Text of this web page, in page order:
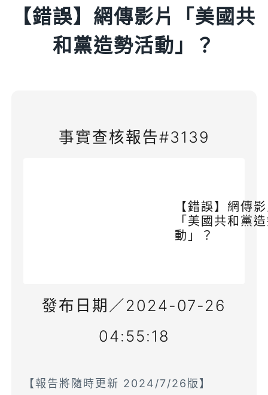
【錯誤】網傳影片「美國共
和黨造勢活動」？
事實查核報告#3139
【錯誤】網傳
「美國共和黨
動」？
發布日期／2024-07-26
04:55:18
【報告將隨時更新 2024/7/26版】